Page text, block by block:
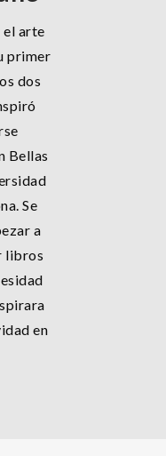
el arte
primer
dos
Bellas
Se
a
libros
en